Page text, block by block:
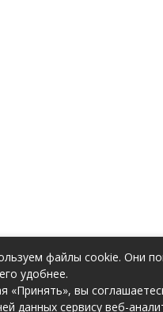
файлы cookie. Они
удобнее.
«Принять», вы
данных сервису веб-